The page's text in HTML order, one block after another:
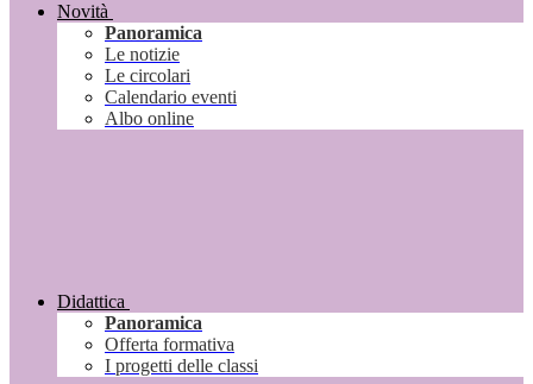
Novità
Panoramica
Le notizie
Le circolari
Calendario eventi
Albo online
Didattica
Panoramica
Offerta formativa
I progetti delle classi